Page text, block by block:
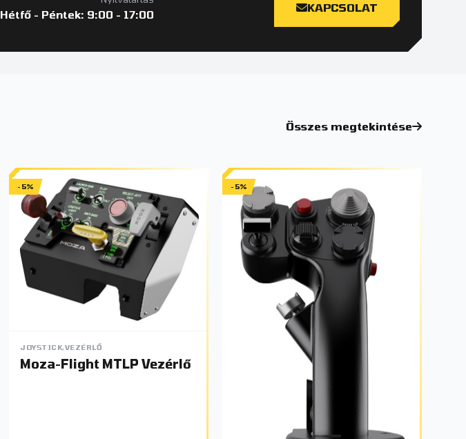
Hétfő - Péntek: 9:00 - 17:00
KAPCSOLAT
Összes megtekintése
-5%
JOYSTICK,VEZÉRLŐ
Moza-Flight MTLP Vezérlő
-5%